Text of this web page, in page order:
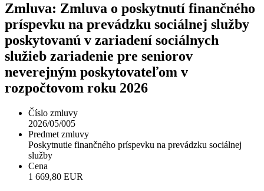
Zmluva: Zmluva o poskytnutí finančného
príspevku na prevádzku sociálnej služby
poskytovanú v zariadení sociálnych
služieb zariadenie pre seniorov
neverejným poskytovateľom v
rozpočtovom roku 2026
Číslo zmluvy
2026/05/005
Predmet zmluvy
Poskytnutie finančného príspevku na prevádzku sociálnej
služby
Cena
1 669,80 EUR